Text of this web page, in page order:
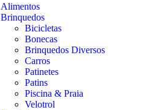
Alimentos
Brinquedos
Bicicletas
Bonecas
Brinquedos Diversos
Carros
Patinetes
Patins
Piscina & Praia
Velotrol